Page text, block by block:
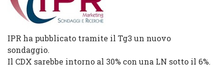
IPR ha pubblicato tramite il Tg3 un nuovo
sondaggio.
Il CDX sarebbe intorno al 30% con una LN sotto il 6%.